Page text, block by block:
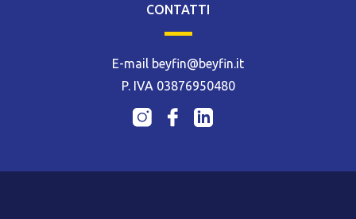
CONTATTI
E-mail beyfin@beyfin.it
P. IVA 03876950480